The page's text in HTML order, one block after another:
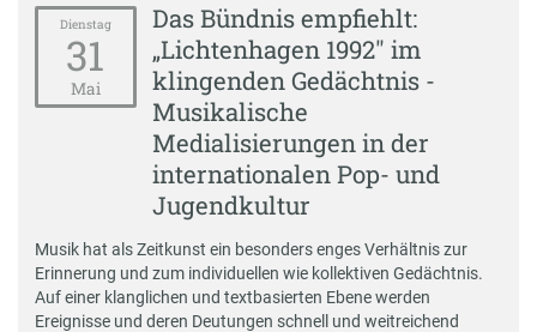
Dienstag
31
Mai
Das Bündnis empfiehlt:
„Lichtenhagen 1992" im
klingenden Gedächtnis -
Musikalische
Medialisierungen in der
internationalen Pop- und
Jugendkultur
Musik hat als Zeitkunst ein besonders enges Verhältnis zur
Erinnerung und zum individuellen wie kollektiven Gedächtnis.
Auf einer klanglichen und textbasierten Ebene werden
Ereignisse und deren Deutungen schnell und weitreichend